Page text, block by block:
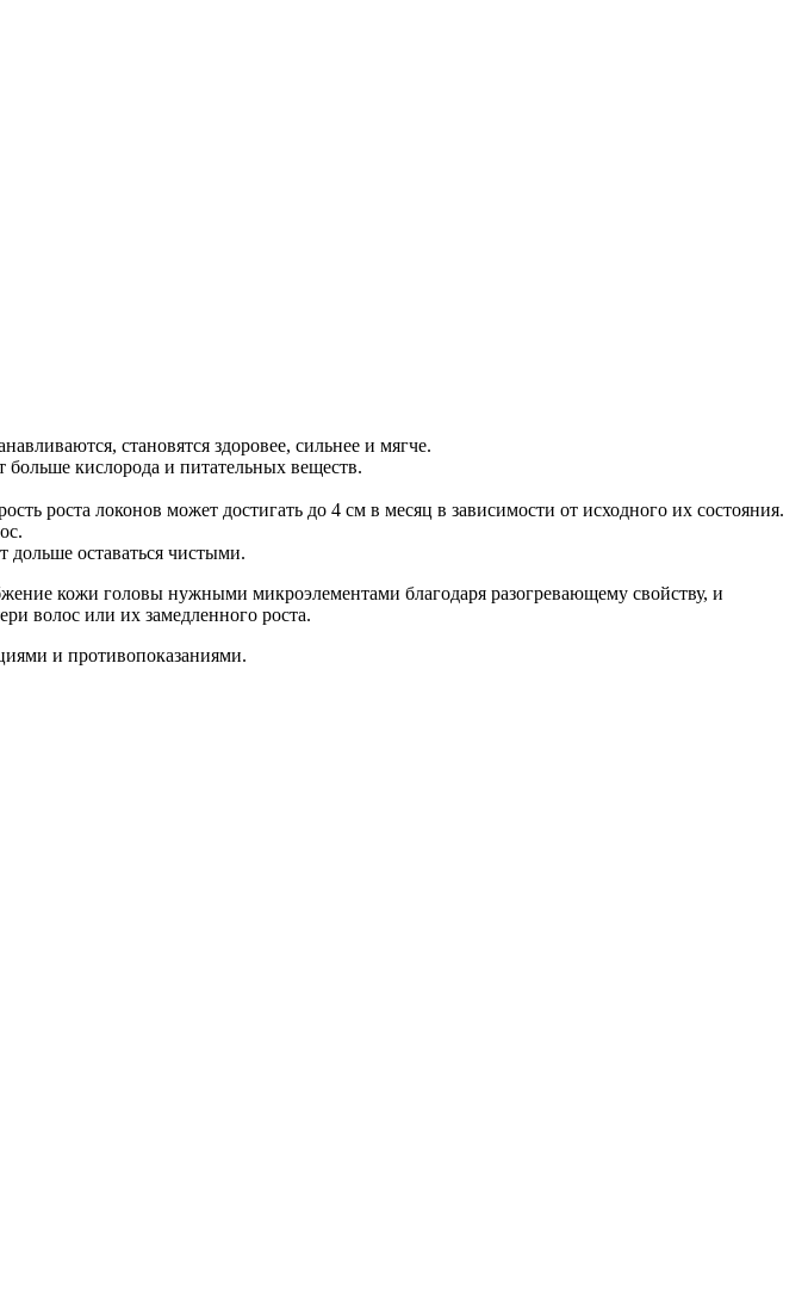
становятся здоровее, сильнее и мягче.
кислорода и питательных веществ.
роста локонов может достигать до 4 см в месяц в зависимости от исходного их состояния.
оставаться чистыми.
кожи головы нужными микроэлементами благодаря разогревающему свойству, и
волос или их замедленного роста.
и противопоказаниями.